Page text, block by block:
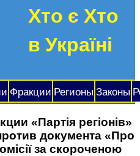
Хто є Хто
в Україні
Фракции Регионы Законы
«Партія регіонів»
документа «Про
за скороченою